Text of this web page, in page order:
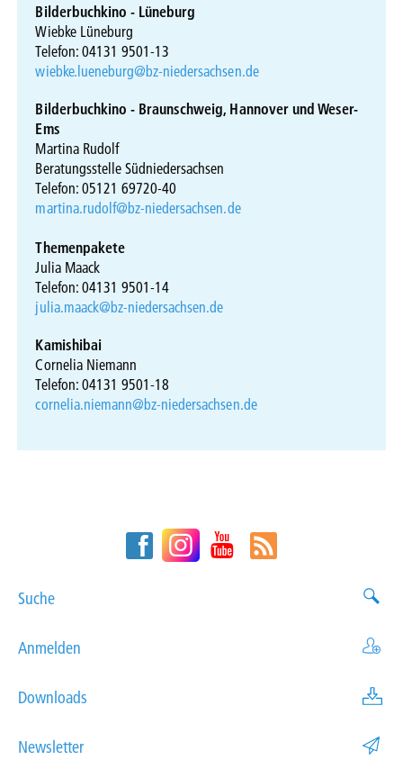
Bilderbuchkino - Lüneburg
Wiebke Lüneburg
Telefon: 04131 9501-13
wiebke.lueneburg@bz-niedersachsen.de
Bilderbuchkino - Braunschweig, Hannover und Weser-
Ems
Martina Rudolf
Beratungsstelle Südniedersachsen
Telefon: 05121 69720-40
martina.rudolf@bz-niedersachsen.de
Themenpakete
Julia Maack
Telefon: 04131 9501-14
julia.maack@bz-niedersachsen.de
Kamishibai
Cornelia Niemann
Telefon: 04131 9501-18
cornelia.niemann@bz-niedersachsen.de
Suche
Anmelden
Downloads
Newsletter